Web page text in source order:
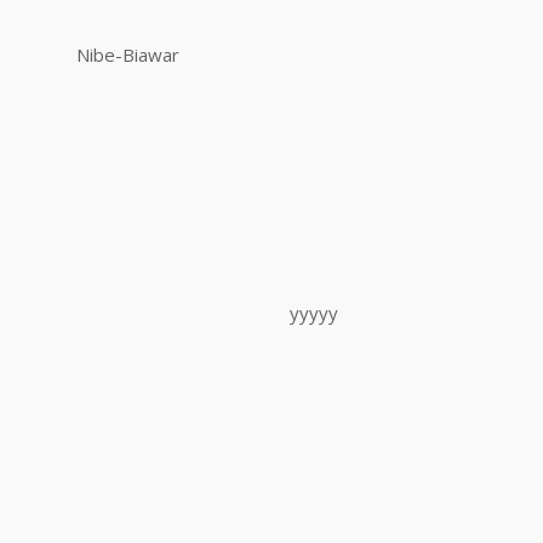
Nibe-Biawar
yyyyy